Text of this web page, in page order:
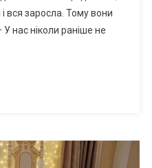
вся заросла. Тому вони
У нас ніколи раніше не